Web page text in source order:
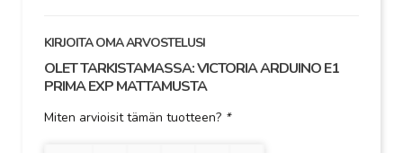
KIRJOITA OMA ARVOSTELUSI
OLET TARKISTAMASSA:VICTORIA ARDUINO E1
PRIMA EXP MATTAMUSTA
Miten arvioisit tämän tuotteen? *